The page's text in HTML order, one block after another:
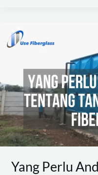
Yang Perlu
Yang
Perlu
Ketahui
Tentang
Tandon
Air
Kotak
Fiberglass